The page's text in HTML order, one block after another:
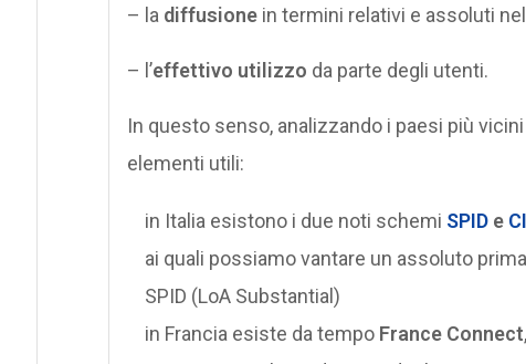
– la diffusionein termini relativi e assoluti
– l’effettivo utilizzo da parte degli utenti.
In questo senso, analizzando i paesi più
elementi utili:
in Italia esistono i due noti schemi SPIDe
ai quali possiamo vantare un assoluto
SPID (LoA Substantial)
in Francia esiste da tempo France Connect